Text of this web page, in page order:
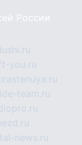
России
you.ru
rastenuya.ru
team.ru
news.ru